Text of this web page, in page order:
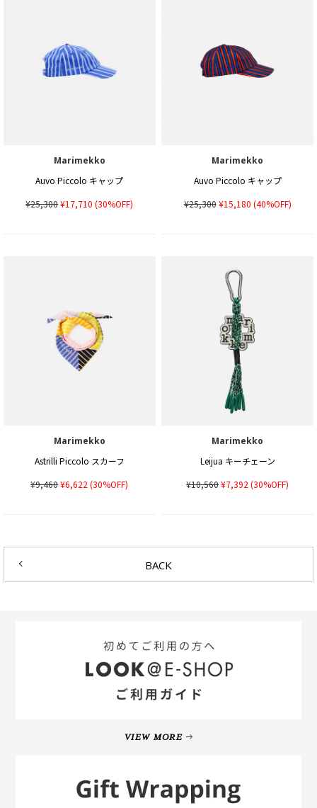
Marimekko
Auvo Piccolo キャップ
¥25,300¥17,710 (30%OFF)
Marimekko
Auvo Piccolo キャップ
¥25,300¥15,180 (40%OFF)
Marimekko
Astrilli Piccolo スカーフ
¥9,460¥6,622 (30%OFF)
Marimekko
Leijua キーチェーン
¥10,560¥7,392 (30%OFF)
BACK
VIEW MORE